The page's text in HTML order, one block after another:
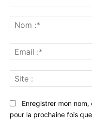
Enregistrer mon
pour la prochaine fois